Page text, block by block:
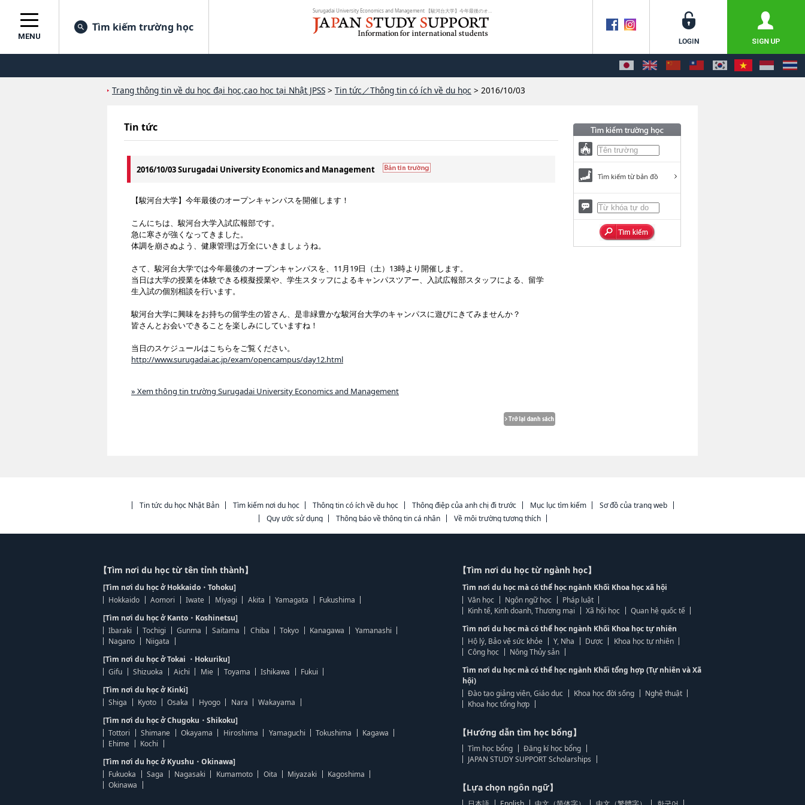
MENU
Tìm kiếm trường học
Trang thông tin về du học đại học,cao học tại Nhật JPSS > Tin tức／Thông tin có ích về du học > 2016/10/03
Tin tức
2016/10/03 Surugadai University Economics and Management
【駿河台大学】今年最後のオープンキャンパスを開催します！
こんにちは、駿河台大学入試広報部です。
急に寒さが強くなってきました。
体調を崩さぬよう、健康管理は万全にいきましょうね。
さて、駿河台大学では今年最後のオープンキャンパスを、11月19日（土）13時より開催します。
当日は大学の授業を体験できる模擬授業や、学生スタッフによるキャンパスツアー、入試広報部スタッフによる、留学
生入試の個別相談を行います。
駿河台大学に興味をお持ちの留学生の皆さん、是非緑豊かな駿河台大学のキャンパスに遊びにきてみませんか？
皆さんとお会いできることを楽しみにしていますね！
当日のスケジュールはこちらをご覧ください。
http://www.surugadai.ac.jp/exam/opencampus/day12.html
» Xem thông tin trường Surugadai University Economics and Management
Tìm kiếm từ bản đồ
Tin tức du học Nhật Bản Tìm kiếm nơi du học Thông tin có ích về du học Thông điệp của anh chị đi trước Mục lục tìm kiếm
Sơ đồ của trang web
Quy ước sử dụng
Thông báo về thông tin cá nhân Về môi trường tương thích
【Tìm nơi du học từ tên tỉnh thành】
[Tìm nơi du học ở Hokkaido・Tohoku]
Hokkaido
Aomori Iwate Miyagi Akita Yamagata
Fukushima
[Tìm nơi du học ở Kanto・Koshinetsu]
Ibaraki
Tochigi Gunma Saitama Chiba Tokyo Kanagawa
Yamanashi
Nagano
Niigata
[Tìm nơi du học ở Tokai ・Hokuriku]
Gifu
Shizuoka Aichi Mie Toyama Ishikawa
Fukui
[Tìm nơi du học ở Kinki]
Shiga
Kyoto Osaka Hyogo Nara
Wakayama
[Tìm nơi du học ở Chugoku・Shikoku]
Tottori
Shimane Okayama Hiroshima Yamaguchi Tokushima
Kagawa
Ehime
Kochi
[Tìm nơi du học ở Kyushu・Okinawa]
Fukuoka
Saga Nagasaki Kumamoto Oita Miyazaki
Kagoshima
Okinawa
【Tìm nơi du học từ ngành học】
Tìm nơi du học mà có thể học ngành Khối Khoa học xã hội
Văn học
Ngôn ngữ học
Pháp luật
Kinh tế, Kinh doanh, Thương mại
Xã hội học
Quan hệ quốc tế
Tìm nơi du học mà có thể học ngành Khối Khoa học tự nhiên
Hộ lý, Bảo vệ sức khỏe
Y, Nha Dược
Khoa học tự nhiên
Công học
Nông Thủy sản
Tìm nơi du học mà có thể học ngành Khối tổng hợp (Tự nhiên và Xã
hội)
Đào tạo giảng viên, Giáo dục
Khoa học đời sống
Nghệ thuật
Khoa học tổng hợp
【Hướng dẫn tìm học bổng】
Tìm học bổng
Đăng kí học bổng
JAPAN STUDY SUPPORT Scholarships
【Lựa chọn ngôn ngữ】